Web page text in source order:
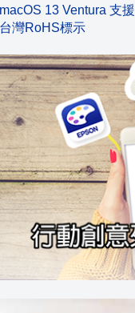
macOS 13 Ventura 支援
台灣RoHS標示